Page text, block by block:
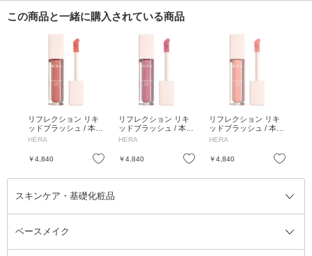
この商品と一緒に購入されている商品
リフレクション リキ
ッドブラッシュ / 本体
/ 422 ランジェリー /
HERA
￥4,840 お気に入り
リフレクション リキ
ッドブラッシュ / 本体
/ 183 ロージー / 7.5g
HERA
￥4,840 お気に入り
リフレクション リキ
ッドブラッシュ / 本体
/ 203 ベベ / 7.5g
HERA
￥4,840
スキンケア・基礎化粧品
スキンケア・基礎化粧品全て
ベースメイク